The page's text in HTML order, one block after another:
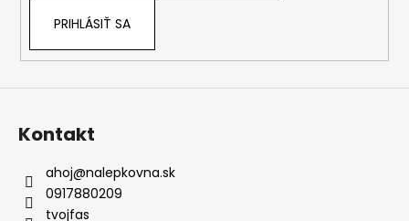
PRIHLÁSIŤ SA
Kontakt
ahoj@nalepkovna.sk
0917880209
tvojfas